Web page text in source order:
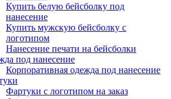
Купить белую бейсболку под
нанесение
Купить мужскую бейсболку с
логотипом
Нанесение печати на бейсболки
под нанесение
Корпоративная одежда под нанесение
Фартуки с логотипом на заказ